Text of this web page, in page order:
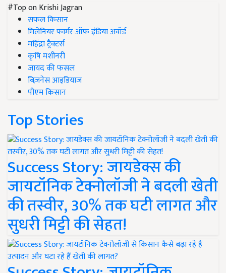
#Top on Krishi Jagran
सफल किसान
मिलेनियर फार्मर ऑफ इंडिया अवॉर्ड
महिंद्रा ट्रैक्टर्स
कृषि मशीनरी
जायद की फसल
बिज़नेस आइडियाज
पीएम किसान
Top Stories
Success Story: जायडेक्स की
जायटॉनिक टेक्नोलॉजी ने बदली खेती
की तस्वीर, 30% तक घटी लागत और
सुधरी मिट्टी की सेहत!